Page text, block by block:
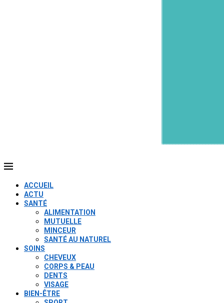
ACCUEIL
ACTU
SANTÉ
ALIMENTATION
MUTUELLE
MINCEUR
SANTÉ AU NATUREL
SOINS
CHEVEUX
CORPS & PEAU
DENTS
VISAGE
BIEN-ÊTRE